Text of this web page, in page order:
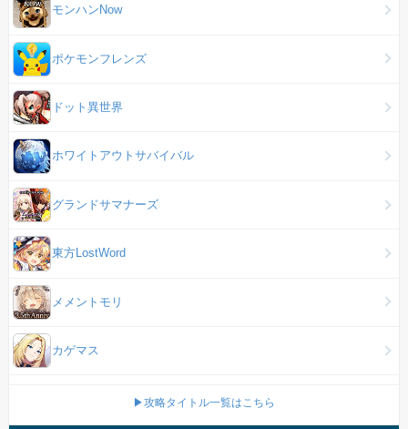
モンハンNow
ポケモンフレンズ
ドット異世界
ホワイトアウトサバイバル
グランドサマナーズ
東方LostWord
メメントモリ
カゲマス
▶攻略タイトル一覧はこちら